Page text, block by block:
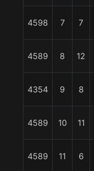
4598 7 7
4589 8 12
4354 9 8
4589 10 11
4589 11 6